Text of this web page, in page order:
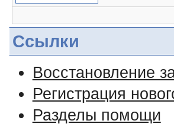
Ссылки
Восстановление
Регистрация
Разделы помощи